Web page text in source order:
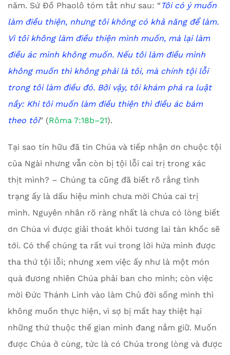
năm. Sứ Đồ Phaolô tóm tắt như sau: “ Tôi có ý muốn
làm điều thiện, nhưng tôi không có khả năng để làm.
Vì tôi không làm điều thiện mình muốn, mà lại làm
điều ác mình không muốn. Nếu tôi làm điều mình
không muốn thì không phải là tôi, mà chính tội lỗi
trong tôi làm điều đó. Bởi vậy, tôi khám phá ra luật
nầy: Khi tôi muốn làm điều thiện thì điều ác bám
theo tôi” (Rôma 7:18b–21).
Tại sao tín hữu đã tin Chúa và tiếp nhận ơn chuộc tội
của Ngài nhưng vẫn còn bị tội lỗi cai trị trong xác
thịt mình? – Chúng ta cũng đã biết rõ rằng tình
trạng ấy là dấu hiệu mình chưa mời Chúa cai trị
mình. Nguyên nhân rõ ràng nhất là chưa có lòng biết
ơn Chúa vì được giải thoát khỏi tương lai tàn khốc sẽ
tới. Có thể chúng ta rất vui trong lời hứa mình được
tha thứ tội lỗi; nhưng xem việc ấy như là một món
quà đương nhiên Chúa phải ban cho mình; còn việc
mời Đức Thánh Linh vào làm Chủ đời sống mình thì
không muốn thực hiện, vì sợ bị mất hay thiệt hại
những thứ thuộc thế gian mình đang nắm giữ. Muốn
được Chúa ở cùng, tức là có Chúa trong lòng và được